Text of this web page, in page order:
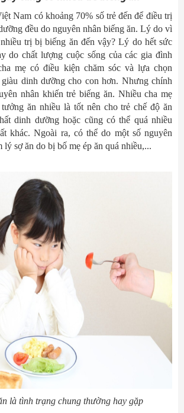
Nam có khoảng 70% số trẻ đến để điều trị
đều do nguyên nhân biếng ăn. Lý do vì
trị bị biếng ăn đến vậy? Lý do hết sức
do chất lượng cuộc sống của các gia đình
mẹ có điều kiện chăm sóc và lựa chọn
dinh dưỡng cho con hơn. Nhưng chính
nhân khiến trẻ biếng ăn. Nhiều cha mẹ
ăn nhiều là tốt nên cho trẻ chế độ ăn
dinh dưỡng hoặc cũng có thể quá nhiều
khác. Ngoài ra, có thể do một số nguyên
lý sợ ăn do bị bố mẹ ép ăn quá nhiều,...
là tình trạng chung thường hay gặp